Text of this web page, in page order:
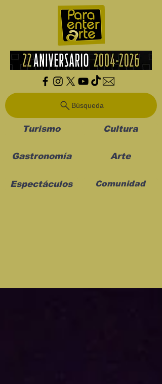
Búsqueda
Turismo Cultura
Gastronomía Arte
Espectáculos Comunidad